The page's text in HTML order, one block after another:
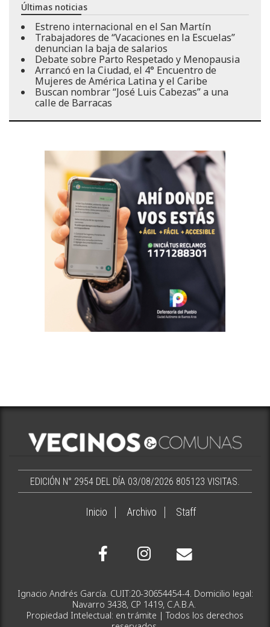
Últimas noticias
Estreno internacional en el San Martín
Trabajadores de “Vacaciones en la Escuelas”
denuncian la baja de salarios
Debate sobre Parto Respetado y Menopausia
Arrancó en la Ciudad, el 4° Encuentro de
Mujeres de América Latina y el Caribe
Buscan nombrar “José Luis Cabezas” a una
calle de Barracas
EDICIÓN N° 2954 DEL DÍA 03/08/2026 805123 VISITAS.
Inicio Archivo Staff
Ignacio Andrés García. CUIT:20-30654454-4. Domicilio legal:
Navarro 3438, CP 1419, C.A.B.A.
Propiedad Intelectual: en trámite | Todos los derechos